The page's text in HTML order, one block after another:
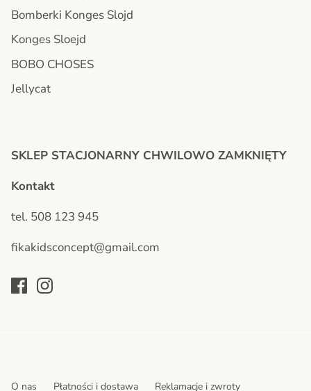
Bomberki Konges Slojd
Konges Sloejd
BOBO CHOSES
Jellycat
SKLEP STACJONARNY CHWILOWO ZAMKNIĘTY
Kontakt
tel. 508 123 945
fikakidsconcept@gmail.com
O nas Płatności i dostawa Reklamacje i zwroty